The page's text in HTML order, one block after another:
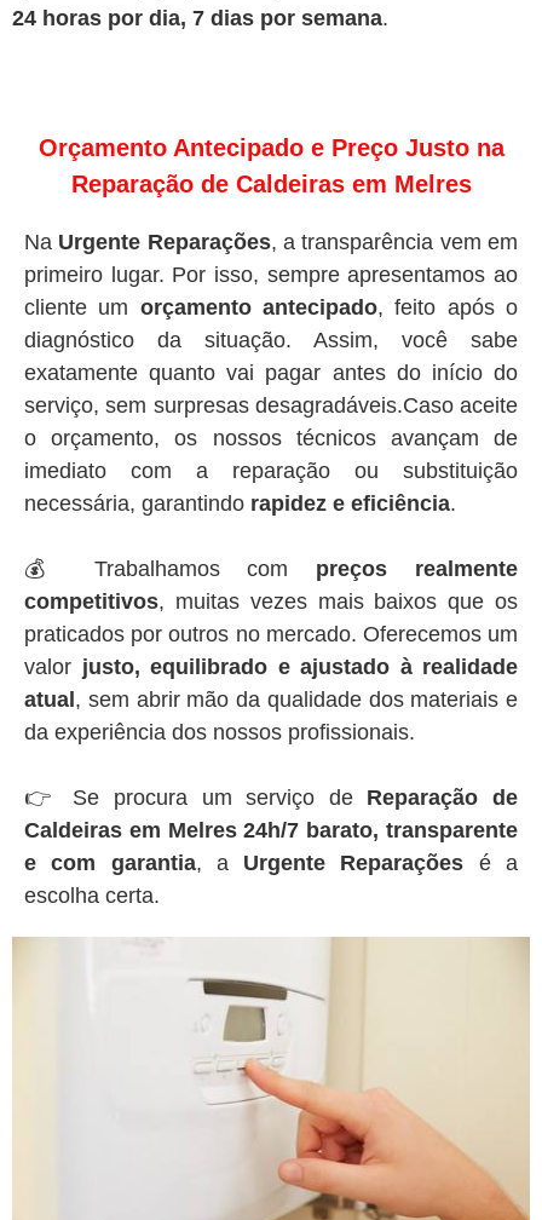
24 horas por dia, 7 dias por semana.
Orçamento Antecipado e Preço Justo na
Reparação de Caldeiras em Melres
Na Urgente Reparações, a transparência vem em
primeiro lugar. Por isso, sempre apresentamos ao
cliente um orçamento antecipado, feito após o
diagnóstico da situação. Assim, você sabe
exatamente quanto vai pagar antes do início do
serviço, sem surpresas desagradáveis.Caso aceite
o orçamento, os nossos técnicos avançam de
imediato com a reparação ou substituição
necessária, garantindo rapidez e eficiência.
💰 Trabalhamos com preços realmente
competitivos, muitas vezes mais baixos que os
praticados por outros no mercado. Oferecemos um
valor justo, equilibrado e ajustado à realidade
atual , sem abrir mão da qualidade dos materiais e
da experiência dos nossos profissionais.
👉 Se procura um serviço de Reparação de
Caldeiras em Melres 24h/7 barato, transparente
e com garantia, a Urgente Reparações é a
escolha certa.